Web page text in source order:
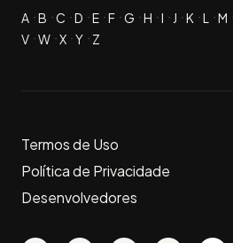
A B C D E F G H I J K L M
V W X Y Z
Termos de Uso
Política de Privacidade
Desenvolvedores